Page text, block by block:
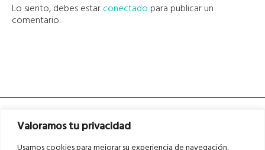
Valoramos tu privacidad
Lo siento, debes estarconectado para publicar un
comentario.